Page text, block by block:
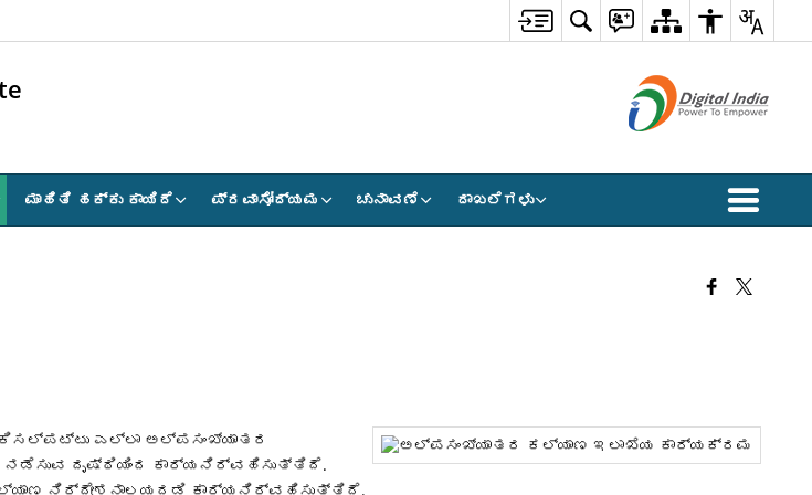
ಮಾಹಿತಿ ಹಕ್ಕು ಕಾಯಿದೆ ಪ್ರವಾಸೋದ್ಯಮ ಚುನಾವಣೆ ದಾಖಲೆಗಳು
ಎಲ್ಲಾ ಅಲ್ಪಸಂಖ್ಯಾತರ
ನಡೆಸುವ ದೃಷ್ಠಿಯಿಂದ ಕಾರ್ಯನಿರ್ವಹಿಸುತ್ತಿದೆ.
ಕಲ್ಯಾಣ ನಿರ್ದೇಶನಾಲಯದಡಿ ಕಾರ್ಯನಿರ್ವಹಿಸುತ್ತಿದೆ.